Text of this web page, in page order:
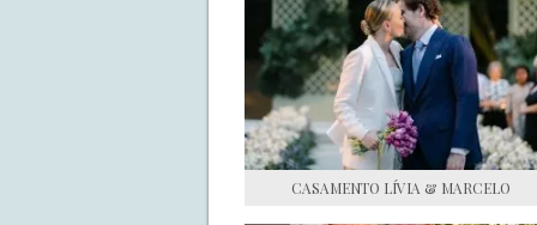
CASAMENTO LÍVIA & MARCELO